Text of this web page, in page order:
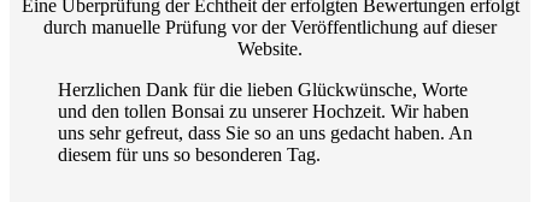
Eine Überprüfung der Echtheit der erfolgten Bewertungen erfolgt
durch manuelle Prüfung vor der Veröffentlichung auf dieser
Website.
Herzlichen Dank für die lieben Glückwünsche, Worte
und den tollen Bonsai zu unserer Hochzeit. Wir haben
uns sehr gefreut, dass Sie so an uns gedacht haben. An
diesem für uns so besonderen Tag.